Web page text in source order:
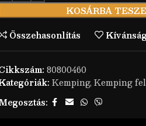
KOSÁRBA
Összehasonlítás
80800460
Kemping, Kemping